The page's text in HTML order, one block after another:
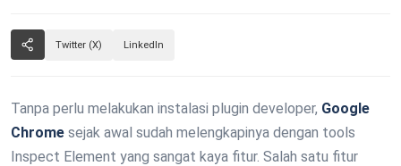
Twitter (X) LinkedIn
Tanpa perlu melakukan instalasi plugin developer, Google
Chrome sejak awal sudah melengkapinya dengan tools
Inspect Element yang sangat kaya fitur. Salah satu fitur